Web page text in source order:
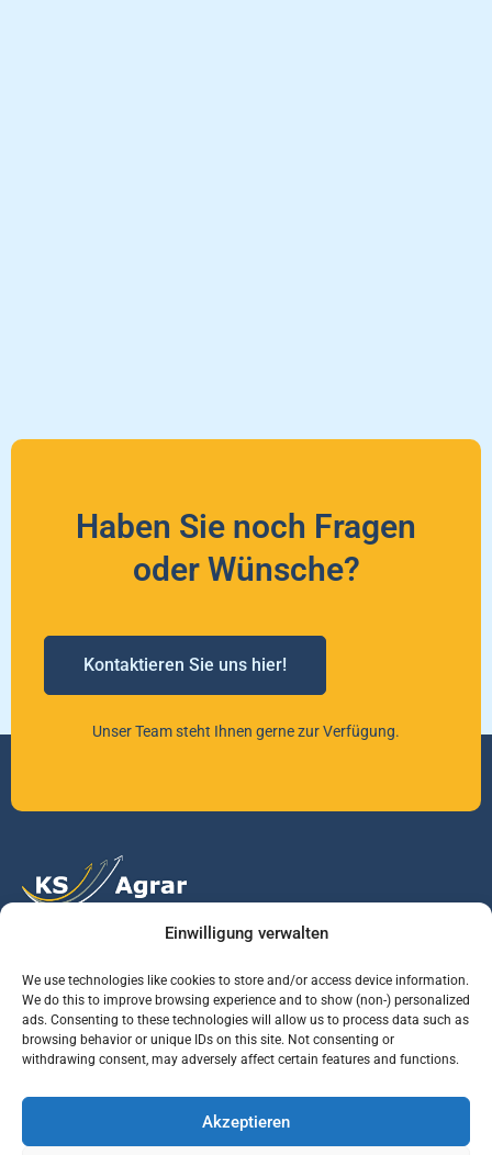
Einwilligung verwalten
We use technologies like cookies to store and/or access device information.
We do this to improve browsing experience and to show (non-) personalized
ads. Consenting to these technologies will allow us to process data such as
browsing behavior or unique IDs on this site. Not consenting or
withdrawing consent, may adversely affect certain features and functions.
Akzeptieren
Haben Sie noch Fragen
oder Wünsche?
Kontaktieren Sie uns hier!
Unser Team steht Ihnen gerne zur Verfügung.
Vertrauen Sie auf unsere Expertise im Agrarmarkt.
Services Jobs
Business Development
Manager (m/w/d)
Informationen